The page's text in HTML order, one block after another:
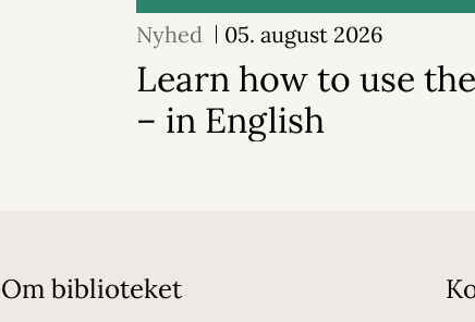
Nyhed 05. august 2026
Learn how to use
– in English
Om biblioteket